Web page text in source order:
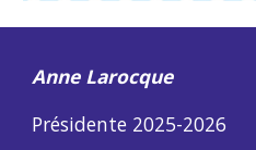
Anne Larocque
Présidente 2025-2026